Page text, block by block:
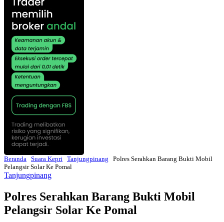
Beranda Suara Kepri Tanjungpinang
Polres Serahkan Barang Bukti Mobil
Pelangsir Solar Ke Pomal
Tanjungpinang
Polres Serahkan Barang Bukti Mobil
Pelangsir Solar Ke Pomal